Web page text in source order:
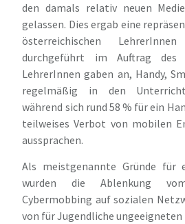
den damals relativ neuen
gelassen. Dies ergab eine
österreichischen
durchgeführt im Auftrag
LehrerInnen gaben an, Handy,
regelmäßig in den
während sich rund 58 % für ein
teilweises Verbot von mobilen
aussprachen.
Als meistgenannte Gründe für
wurden die Ablenkung
Cybermobbing auf sozialen
von für Jugendliche